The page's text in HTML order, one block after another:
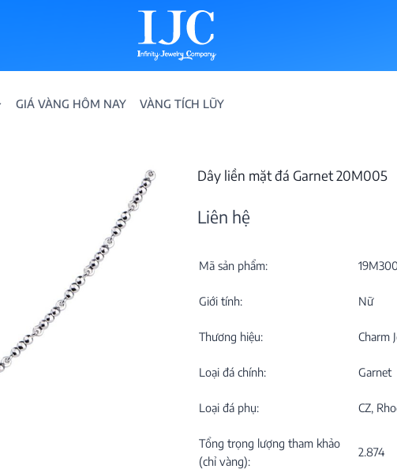
GIÁ VÀNG HÔM NAY VÀNG TÍCH LŨY
Dây liền mặt đá Garnet 20M005
Liên hệ
Mã sản phẩm:
Giới tính: Nữ
Thương hiệu: Charm
Loại đá chính: Garnet
Loại đá phụ: CZ,
Tổng trọng lượng tham khảo
(chỉ vàng):
2.874